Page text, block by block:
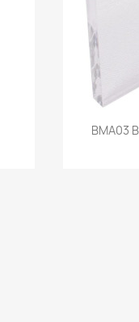

BMA03